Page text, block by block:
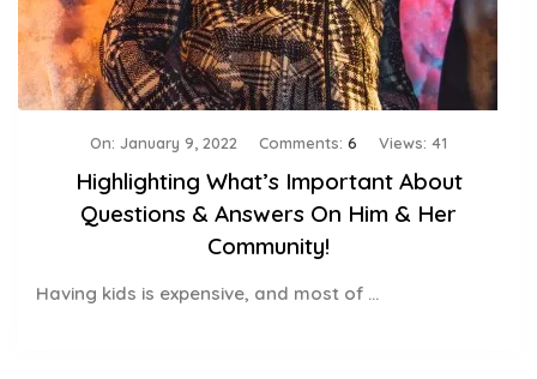
On: January 9, 2022 Comments: 6 Views: 41
Highlighting What’s Important About
Questions & Answers On Him & Her
Community!
Having kids is expensive, and most of ...